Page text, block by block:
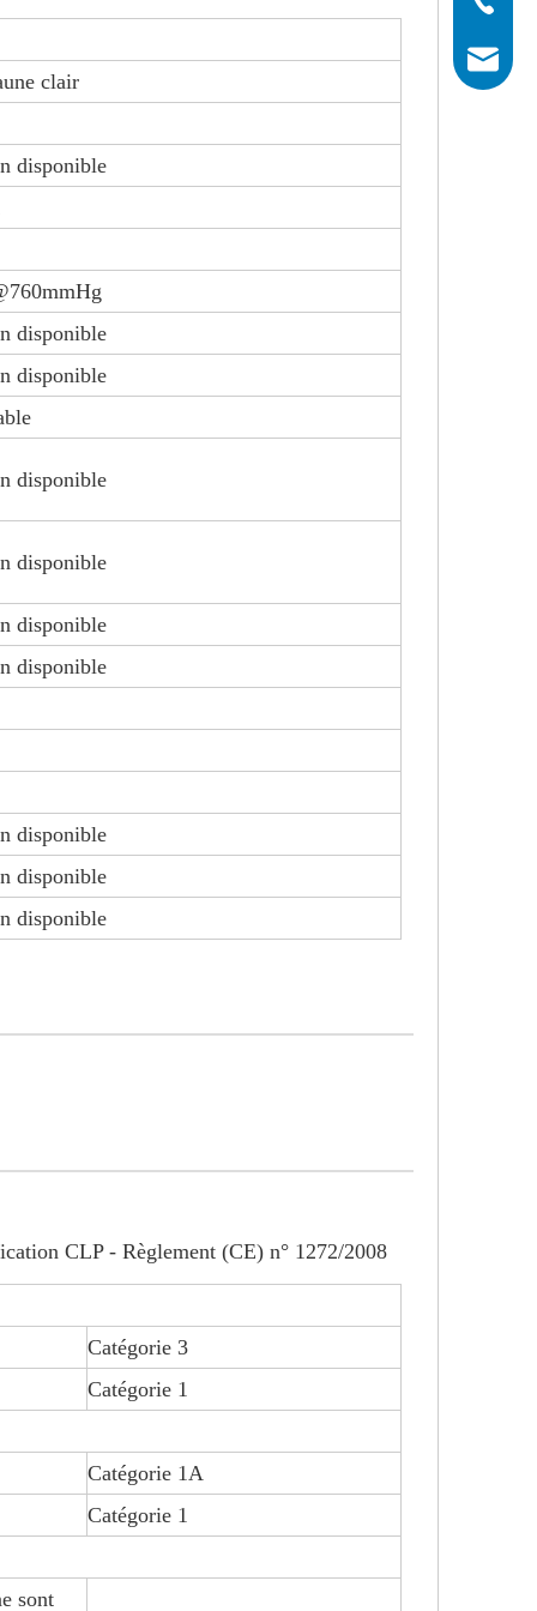
clair
disponible
disponible
disponible
disponible
disponible
disponible
disponible
disponible
disponible
disponible
CLP - Règlement (CE) n° 1272/2008
Catégorie 3
Catégorie 1
Catégorie 1A
Catégorie 1
sont